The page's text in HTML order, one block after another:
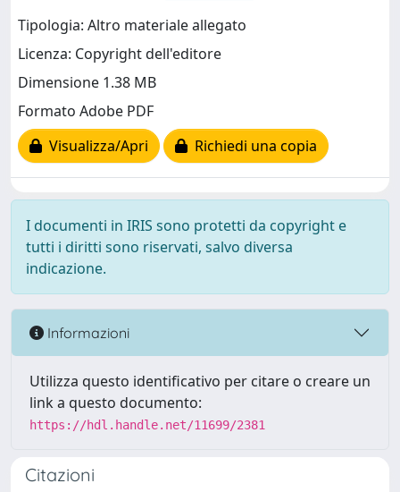
Tipologia: Altro materiale allegato
Licenza: Copyright dell'editore
Dimensione 1.38 MB
Formato Adobe PDF
Visualizza/Apri
Richiedi una copia
I documenti in IRIS sono protetti da copyright e
tutti i diritti sono riservati, salvo diversa
indicazione.
Informazioni
Utilizza questo identificativo per citare o creare un
link a questo documento:
https://hdl.handle.net/11699/2381
Citazioni